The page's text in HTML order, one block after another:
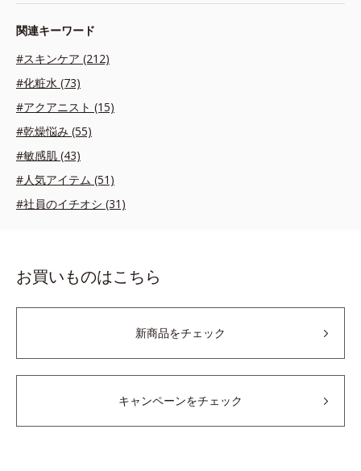
関連キーワード
#スキンケア (212)
#化粧水 (73)
#アクアニスト (15)
#乾燥悩み (55)
#敏感肌 (43)
#人気アイテム (51)
#社員のイチオシ (31)
お買いものはこちら
新商品をチェック
キャンペーンをチェック